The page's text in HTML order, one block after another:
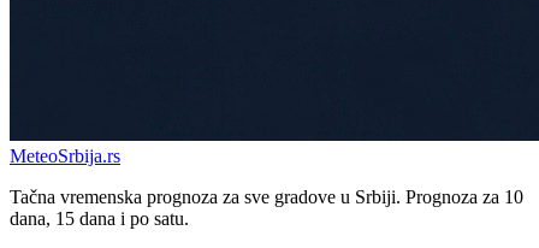
MeteoSrbija.rs
Tačna vremenska prognoza za sve gradove u Srbiji. Prognoza za 10
dana, 15 dana i po satu.